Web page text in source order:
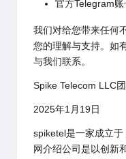
官方Telegram
我们对给您带来任何
您的理解与支持。如
与我们联系。
Spike Telecom LLC
2025年1月19日
spiketel 是一家成立于
网介绍公司是以创新